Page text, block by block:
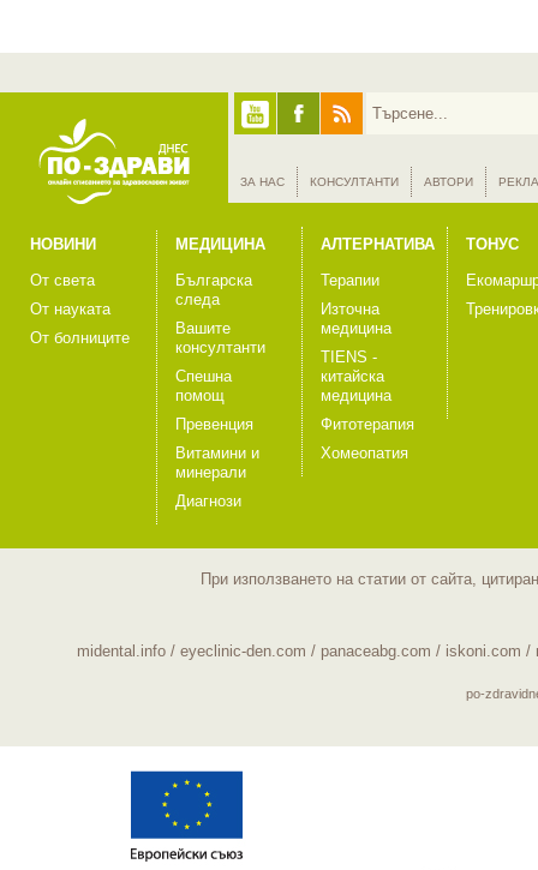
ЗА НАС КОНСУЛТАНТИ АВТОРИ
НОВИНИ
От света
От науката
От болниците
МЕДИЦИНА
Българска
следа
Вашите
консултанти
Спешна
помощ
Превенция
Витамини и
минерали
Диагнози
АЛТЕРНАТИВА
Терапии
Източна
медицина
TIENS -
китайска
медицина
Фитотерапия
Хомеопатия
ТОНУС
При използването на статии от сайта,
midental.info/ eyeclinic-den.com / panaceabg.com / iskoni.com /
po-